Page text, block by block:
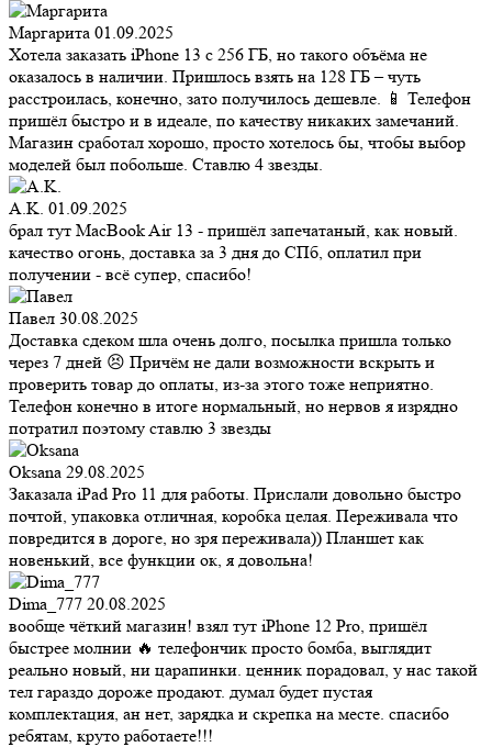
Маргарита 01.09.2025
Хотела заказать iPhone 13 с 256 ГБ, но такого объёма не
оказалось в наличии. Пришлось взять на 128 ГБ – чуть
расстроилась, конечно, зато получилось дешевле. 📱 Телефон
пришёл быстро и в идеале, по качеству никаких замечаний.
Магазин сработал хорошо, просто хотелось бы, чтобы выбор
моделей был побольше. Ставлю 4 звезды.
A.K. 01.09.2025
брал тут MacBook Air 13 - пришёл запечатаный, как новый.
качество огонь, доставка за 3 дня до СПб, оплатил при
получении - всё супер, спасибо!
Павел 30.08.2025
Доставка сдеком шла очень долго, посылка пришла только
через 7 дней 😣 Причём не дали возможности вскрыть и
проверить товар до оплаты, из-за этого тоже неприятно.
Телефон конечно в итоге нормальный, но нервов я изрядно
потратил поэтому ставлю 3 звезды
Oksana 29.08.2025
Заказала iPad Pro 11 для работы. Прислали довольно быстро
почтой, упаковка отличная, коробка целая. Переживала что
повредится в дороге, но зря переживала)) Планшет как
новенький, все функции ок, я довольна!
Dima_777 20.08.2025
вообще чёткий магазин! взял тут iPhone 12 Pro, пришёл
быстрее молнии 🔥 телефончик просто бомба, выглядит
реально новый, ни царапинки. ценник порадовал, у нас такой
тел гараздо дороже продают. думал будет пустая
комплектация, ан нет, зарядка и скрепка на месте. спасибо
ребятам, круто работаете!!!